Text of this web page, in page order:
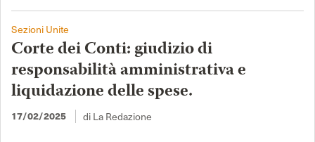
Sezioni Unite
Corte dei Conti: giudizio di
responsabilità amministrativa e
liquidazione delle spese.
17/02/2025 di La Redazione